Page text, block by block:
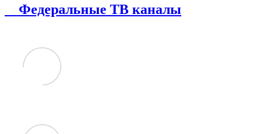
Федеральные ТВ каналы